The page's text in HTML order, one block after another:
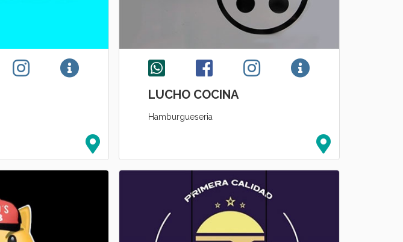
LUCHO COCINA
Hamburgueseria